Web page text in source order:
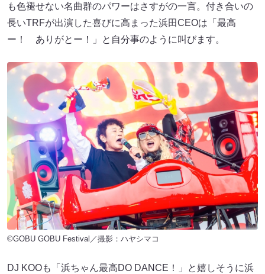
も色褪せない名曲群のパワーはさすがの一言。付き合いの
長いTRFが出演した喜びに高まった浜田CEOは「最高
ー！ ありがとー！」と自分事のように叫びます。
©GOBU GOBU Festival／撮影：ハヤシマコ
DJ KOOも「浜ちゃん最高DO DANCE！」と嬉しそうに浜